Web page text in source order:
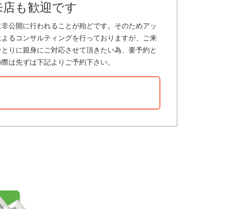
店も歓迎です
公開に行われることが殆どです。そのためアッ
るコンサルティングを行っておりますが、ご来
りに親身にご対応させて頂きたい為、要予約と
は先ずは下記よりご予約下さい。